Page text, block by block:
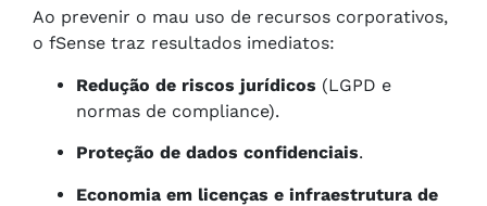
Ao prevenir o mau uso de recursos corporativos,
o fSense traz resultados imediatos:
Redução de riscos jurídicos (LGPD e
normas de compliance).
Proteção de dados confidenciais.
Economia em licenças e infraestrutura de